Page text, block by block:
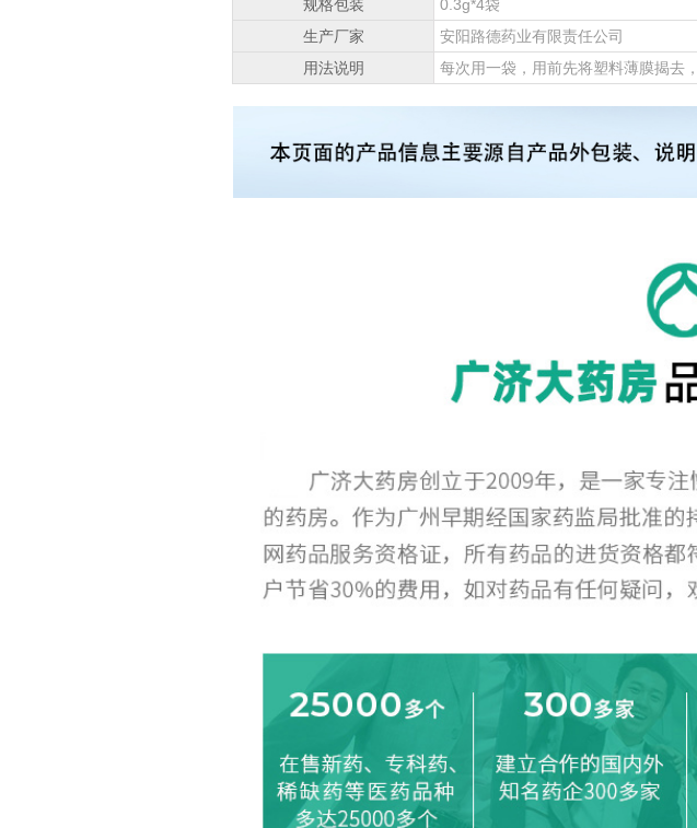
规格包装
0.3g*4袋
生产厂家
安阳路德药业有限责任公司
用法说明
每次用一袋，用前先将塑料薄膜揭去